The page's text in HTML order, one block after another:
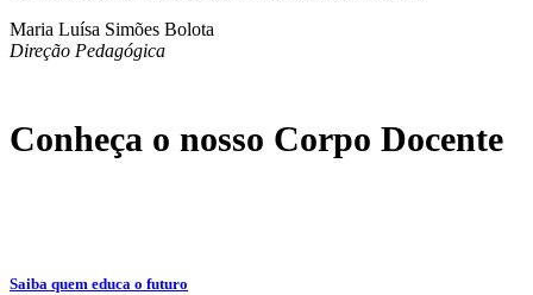
Maria Luísa Simões Bolota
Direção Pedagógica
Conheça o nosso Corpo Docente
Saiba quem educa o futuro